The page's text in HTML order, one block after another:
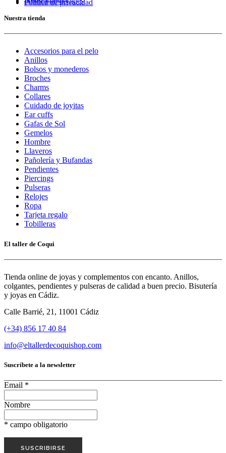
Política de privacidad
Nuestra tienda
Accesorios para el pelo
Anillos
Bolsos y monederos
Broches
Charms
Collares
Cuidado de joyitas
Ear cuffs
Gafas de Sol
Gemelos
Hombre
Llaveros
Pañolería y Bufandas
Pendientes
Piercings
Pulseras
Relojes
Ropa
Tarjeta regalo
Tobilleras
El taller de Coqui
Tienda online de joyas y complementos con encanto. Anillos,
colgantes, pendientes y pulseras de calidad a buen precio. Bisutería
y joyas en Cádiz.
Calle Barrié, 21, 11001 Cádiz
(+34) 856 17 40 84
info@eltallerdecoquishop.com
Suscríbete a la newsletter
Email *
Nombre
* campo obligatorio